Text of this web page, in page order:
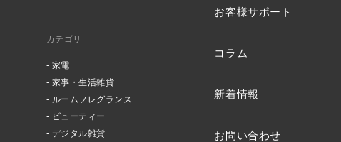
カテゴリ
家電
家事・生活雑貨
ルームフレグランス
ビューティー
デジタル雑貨
お客様サポート
コラム
新着情報
お問い合わせ